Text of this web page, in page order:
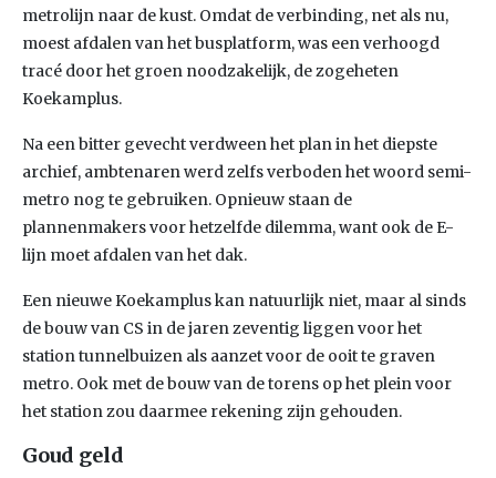
metrolijn naar de kust. Omdat de verbinding, net als nu,
moest afdalen van het busplatform, was een verhoogd
tracé door het groen noodzakelijk, de zogeheten
Koekamplus.
Na een bitter gevecht verdween het plan in het diepste
archief, ambtenaren werd zelfs verboden het woord semi-
metro nog te gebruiken. Opnieuw staan de
plannenmakers voor hetzelfde dilemma, want ook de E-
lijn moet afdalen van het dak.
Een nieuwe Koekamplus kan natuurlijk niet, maar al sinds
de bouw van CS in de jaren zeventig liggen voor het
station tunnelbuizen als aanzet voor de ooit te graven
metro. Ook met de bouw van de torens op het plein voor
het station zou daarmee rekening zijn gehouden.
Goud geld